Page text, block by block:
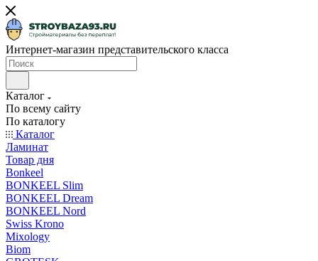
Интернет-магазин представительского класса
Каталог
По всему сайту
По каталогу
Каталог
Ламинат
Товар дня
Bonkeel
BONKEEL Slim
BONKEEL Dream
BONKEEL Nord
Swiss Krono
Mixology
Biom